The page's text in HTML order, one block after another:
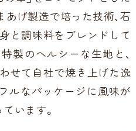
げ製造で培った技術、石
と調味料をブレンドして
製のヘルシーな生地と、
せて自社で焼き上げた逸
ルなパッケージに風味が
います。